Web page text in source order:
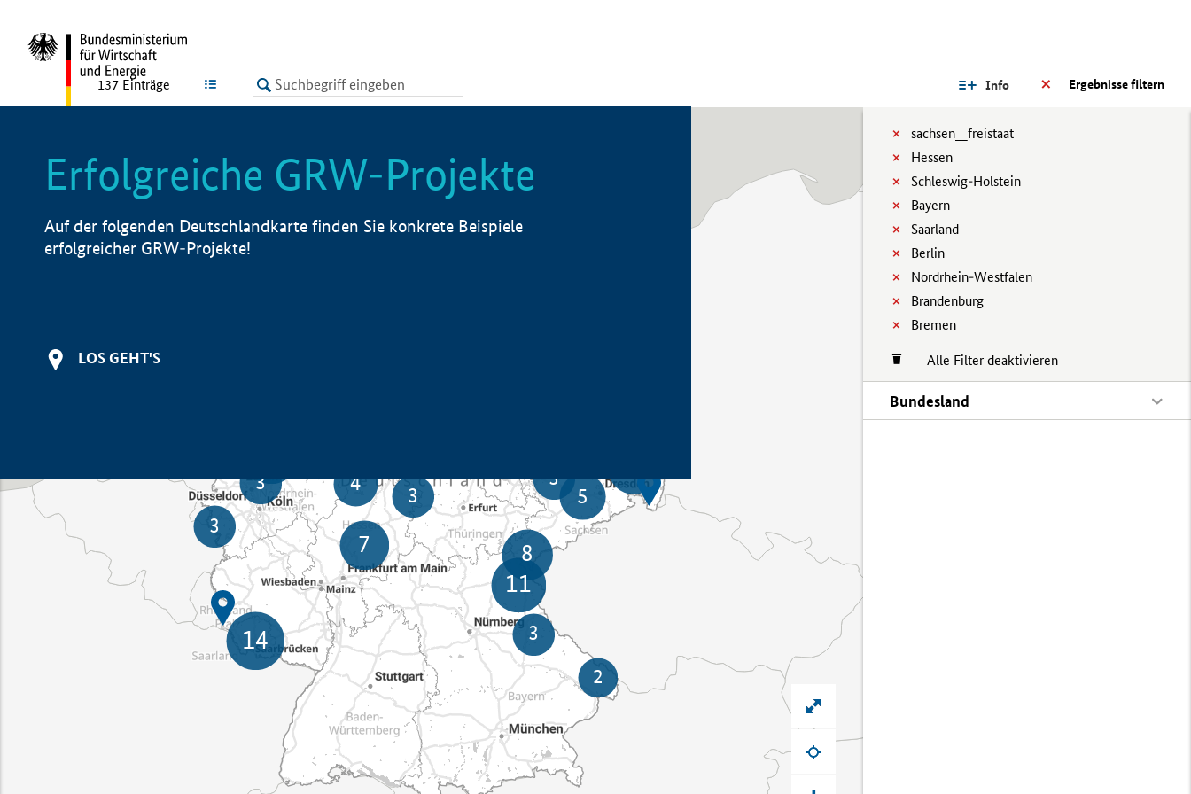
LISTE Ergebnisse filtern
Info
sachsen__freistaat
Hessen
Schleswig-Holstein
Bayern
Saarland
Berlin
Nordrhein-Westfalen
Brandenburg
Bremen
Alle Filter deaktivieren
Bundesland
137 Einträge
Erfolgreiche GRW-Projekte
Auf der folgenden Deutschlandkarte finden Sie konkrete Beispiele
erfolgreicher GRW-Projekte!
LOS GEHT'S